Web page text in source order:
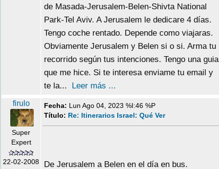
de Masada-Jerusalem-Belen-Shivta National
Park-Tel Aviv. A Jerusalem le dedicare 4 días.
Tengo coche rentado. Depende como viajaras.
Obviamente Jerusalem y Belen si o si. Arma tu
recorrido según tus intenciones. Tengo una guia
que me hice. Si te interesa enviame tu email y
te la...
Leer más ...
firulo
Super
Expert
22-02-2008
Fecha: Lun Ago 04, 2023 %I:46 %P
Título: Re: Itinerarios Israel: Qué Ver
De Jerusalem a Belen en el día en bus.